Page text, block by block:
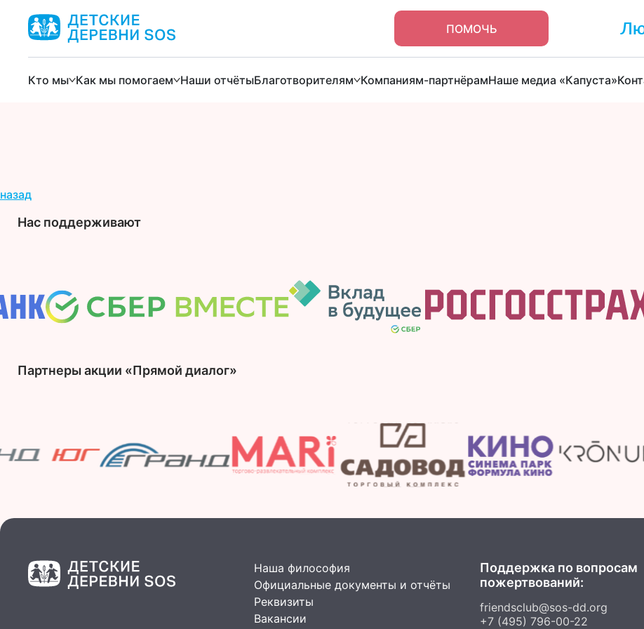
ПОМОЧЬ
Кто мы Как мы помогаем Наши отчётыБлаготворителям Компаниям-партнёрамНаше медиа «Капуста»
назад
Нас поддерживают
Партнеры акции «Прямой диалог»
Наша философия
Официальные документы и отчёты
Реквизиты
Вакансии
Поддержка по вопросам
пожертвований:
friendsclub@sos-dd.org
+7 (495) 796-00-22